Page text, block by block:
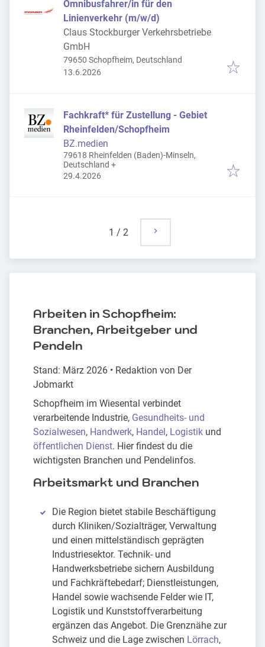
Omnibusfahrer/in für den
Linienverkehr (m/w/d)
Claus Stockburger Verkehrsbetriebe
GmbH
79650 Schopfheim, Deutschland
Veröffentlicht
13.6.2026
Fachkraft* für Zustellung - Gebiet
Rheinfelden/Schopfheim
BZ.medien
79618 Rheinfelden (Baden)-Minseln,
Deutschland +
Veröffentlicht
29.4.2026
1 / 2
Arbeiten in Schopfheim:
Branchen, Arbeitgeber und
Pendeln
Stand: März 2026 • Redaktion von Der
Jobmarkt
Schopfheim im Wiesental verbindet
verarbeitende Industrie, Gesundheits- und
Sozialwesen, Handwerk, Handel, Logistik und
öffentlichen Dienst. Hier findest du die
wichtigsten Branchen und Pendelinfos.
Arbeitsmarkt und Branchen
Die Region bietet stabile Beschäftigung
durch Kliniken/Sozialträger, Verwaltung
und einen mittelständisch geprägten
Industriesektor. Technik- und
Handwerksbetriebe sichern Ausbildung
und Fachkräftebedarf; Dienstleistungen,
Handel sowie wachsende Felder wie IT,
Logistik und Kunststoffverarbeitung
ergänzen das Angebot. Die Grenznähe zur
Schweiz und die Lage zwischen Lörrach,